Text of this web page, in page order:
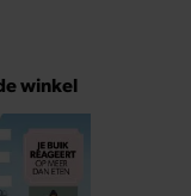
winkel